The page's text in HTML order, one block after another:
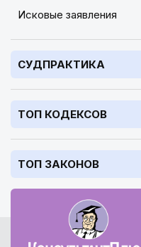
Исковые заявления
СУДПРАКТИКА
ТОП КОДЕКСОВ
ТОП ЗАКОНОВ